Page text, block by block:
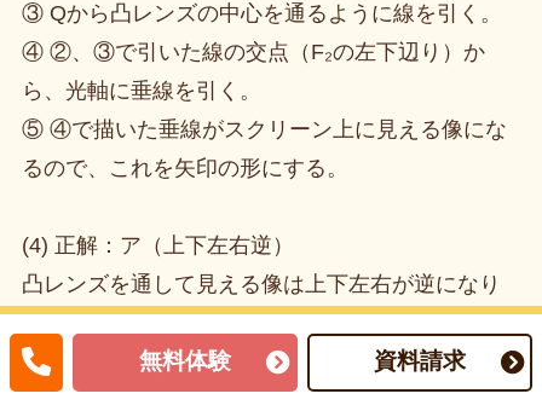
③ Qから凸レンズの中心を通るように線を引く。
④ ②、③で引いた線の交点（F₂の左下辺り）か
ら、光軸に垂線を引く。
⑤ ④で描いた垂線がスクリーン上に見える像にな
るので、これを矢印の形にする。
(4) 正解：ア（上下左右逆）
凸レンズを通して見える像は上下左右が逆になり
無料体験 資料請求